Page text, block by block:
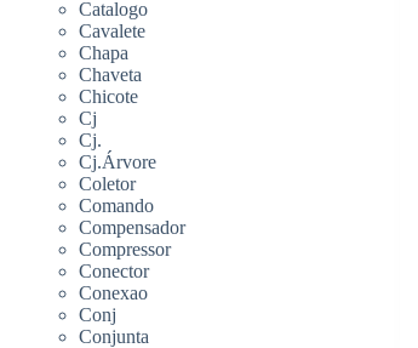
Catalogo
Cavalete
Chapa
Chaveta
Chicote
Cj
Cj.
Cj.Árvore
Coletor
Comando
Compensador
Compressor
Conector
Conexao
Conj
Conjunta